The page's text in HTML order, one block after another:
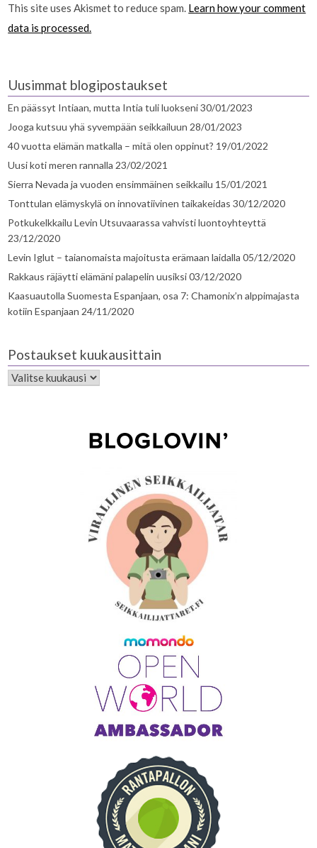
This site uses Akismet to reduce spam. Learn how your comment
data is processed.
Uusimmat blogipostaukset
En päässyt Intiaan, mutta Intia tuli luokseni30/01/2023
Jooga kutsuu yhä syvempään seikkailuun 28/01/2023
40 vuotta elämän matkalla – mitä olen oppinut? 19/01/2022
Uusi koti meren rannalla 23/02/2021
Sierra Nevada ja vuoden ensimmäinen seikkailu 15/01/2021
Tonttulan elämyskylä on innovatiivinen taikakeidas 30/12/2020
Potkukelkkailu Levin Utsuvaarassa vahvisti luontoyhteyttä
23/12/2020
Levin Iglut – taianomaista majoitusta erämaan laidalla 05/12/2020
Rakkaus räjäytti elämäni palapelin uusiksi03/12/2020
Kaasuautolla Suomesta Espanjaan, osa 7: Chamonix’n alppimajasta
kotiin Espanjaan 24/11/2020
Postaukset kuukausittain